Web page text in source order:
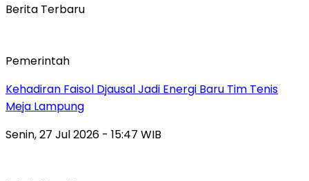
Berita Terbaru
Pemerintah
Kehadiran Faisol Djausal Jadi Energi Baru Tim Tenis
Meja Lampung
Senin, 27 Jul 2026 - 15:47 WIB